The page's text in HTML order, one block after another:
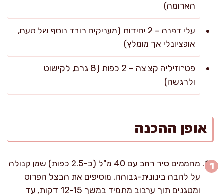
הארומה)
עלי דפנה – 2 יחידות (מעניקים רובד נוסף של טעם,
אופציונלי אך מומלץ)
פטרוזיליה קצוצה – 2 כפות (8 גרם, לקישוט
ולהגשה)
אופן ההכנה
מחממים סיר רחב עם 40 מ"ל (כ-2.5 כפות) שמן קנולה
על להבה בינונית-גבוהה. מוסיפים את הבצל הפרוס
ומטגנים תוך ערבוב מתמיד במשך 12-15 דקות, עד